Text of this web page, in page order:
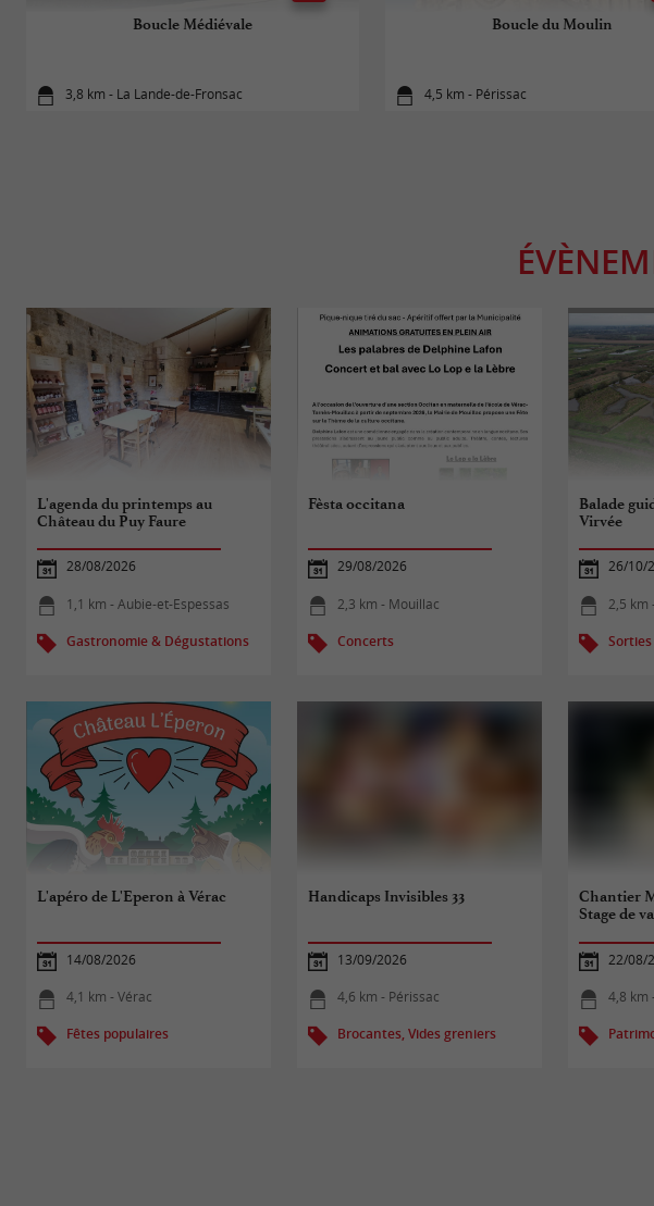
Boucle Médiévale
3,8 km - La Lande-de-Fronsac
Boucle du Moulin
4,5 km - Périssac
L'agenda du printemps au
Château du Puy Faure
28/08/2026
1,1 km - Aubie-et-Espessas
Gastronomie & Dégustations
Fèsta occitana
29/08/2026
2,3 km - Mouillac
Concerts
Balade
Virvée
26/10/
2,5 km
L'apéro de L'Eperon à Vérac
14/08/2026
4,1 km - Vérac
Fêtes populaires
Handicaps Invisibles 33
13/09/2026
4,6 km - Périssac
Brocantes, Vides greniers
Chantier
Stage de
22/08/
4,8 km